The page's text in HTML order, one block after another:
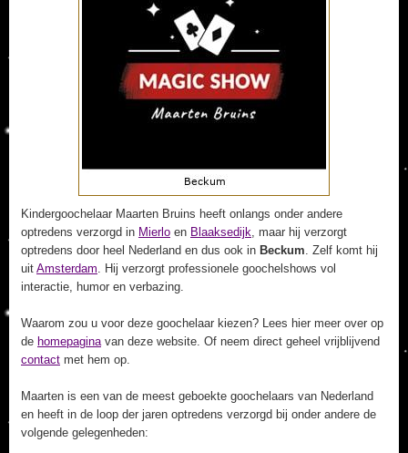
Kindergoochelaar Maarten Bruins heeft onlangs onder andere
optredens verzorgd in Mierlo en Blaaksedijk, maar hij verzorgt
optredens door heel Nederland en dus ook in Beckum. Zelf komt hij
uit Amsterdam. Hij verzorgt professionele goochelshows vol
interactie, humor en verbazing.
Waarom zou u voor deze goochelaar kiezen? Lees hier meer over op
de homepaginavan deze website. Of neem direct geheel vrijblijvend
contact met hem op.
Maarten is een van de meest geboekte goochelaars van Nederland
en heeft in de loop der jaren optredens verzorgd bij onder andere de
volgende gelegenheden: